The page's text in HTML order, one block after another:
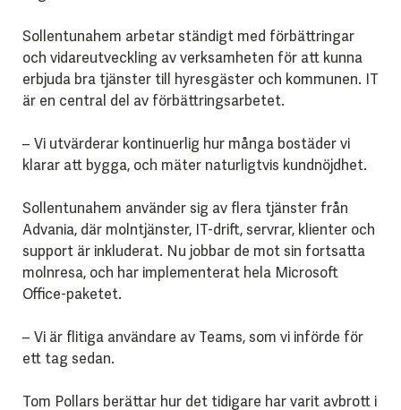
Sollentunahem arbetar ständigt med förbättringar
och vidareutveckling av verksamheten för att kunna
erbjuda bra tjänster till hyresgäster och kommunen. IT
är en central del av förbättringsarbetet.
– Vi utvärderar kontinuerlig hur många bostäder vi
klarar att bygga, och mäter naturligtvis kundnöjdhet.
Sollentunahem använder sig av flera tjänster från
Advania, där molntjänster, IT-drift, servrar, klienter och
support är inkluderat. Nu jobbar de mot sin fortsatta
molnresa, och har implementerat hela Microsoft
Office-paketet.
– Vi är flitiga användare av Teams, som vi införde för
ett tag sedan.
Tom Pollars berättar hur det tidigare har varit avbrott i